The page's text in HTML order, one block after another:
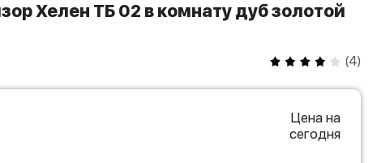
(4)
Цена на
сегодня